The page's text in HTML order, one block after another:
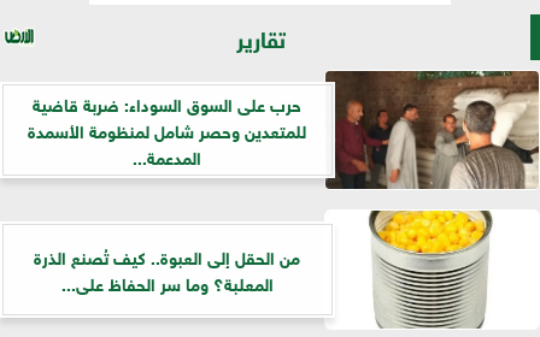
تقارير
حرب على السوق السوداء: ضربة قاضية
للمتعدين وحصر شامل لمنظومة الأسمدة
المدعمة...
من الحقل إلى العبوة.. كيف تُصنع الذرة
المعلبة؟ وما سر الحفاظ على...